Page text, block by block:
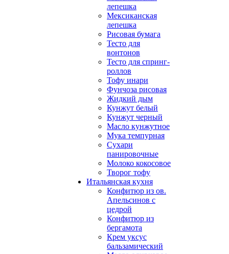
лепешка
Мексиканская
лепешка
Рисовая бумага
Тесто для
вонтонов
Тесто для спринг-
роллов
Тофу инари
Фунчоза рисовая
Жидкий дым
Кунжут белый
Кунжут черный
Масло кунжутное
Мука темпурная
Сухари
панировочные
Молоко кокосовое
Творог тофу
Итальянская кухня
Конфитюр из ов.
Апельсинов с
цедрой
Конфитюр из
бергамота
Крем уксус
бальзамический